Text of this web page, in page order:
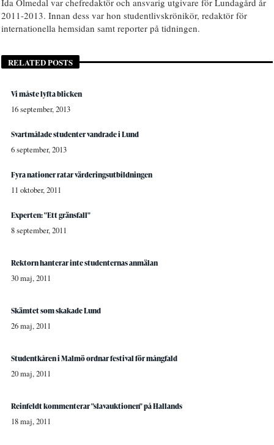
Ida Ölmedal var chefredaktör och ansvarig utgivare för Lundagård år
2011-2013. Innan dess var hon studentlivskrönikör, redaktör för
internationella hemsidan samt reporter på tidningen.
RELATED POSTS
Vi måste lyfta blicken
16 september, 2013
Svartmålade studenter vandrade i Lund
6 september, 2013
Fyra nationer ratar värderingsutbildningen
11 oktober, 2011
Experten: "Ett gränsfall"
8 september, 2011
Rektorn hanterar inte studenternas anmälan
30 maj, 2011
Skämtet som skakade Lund
26 maj, 2011
Studentkåren i Malmö ordnar festival för mångfald
20 maj, 2011
Reinfeldt kommenterar "slavauktionen" på Hallands
18 maj, 2011